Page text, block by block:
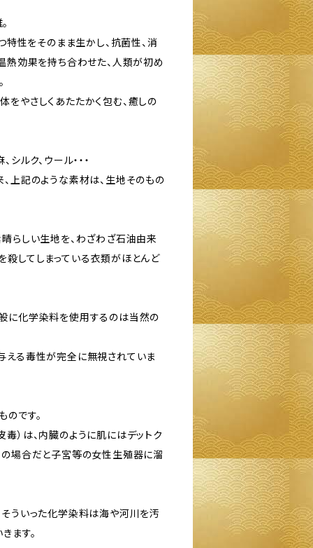
性をそのまま生かし、抗菌性、消
熱効果を持ち合わせた、人類が初め
やさしくあたたかく包む、癒しの
シルク、ウール・・・
上記のような素材は、生地そのもの
らしい生地を、わざわざ石油由来
殺してしまっている衣類がほとんど
に化学染料を使用するのは当然の
える毒性が完全に無視されていま
です。
）は、内臓のように肌にはデットク
場合だと子宮等の女性生殖器に溜
そういった化学染料は海や河川を汚
ます。